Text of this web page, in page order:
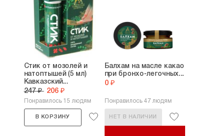
Стик от мозолей и
натоптышей (5 мл)
Кавказский...
247 ₽ 206 ₽
Понравилось 15 людям
В КОРЗИНУ
Балхам на масле какао
при бронхо-легочных...
0 ₽
Понравилось 47 людям
НЕТ В НАЛИЧИИ